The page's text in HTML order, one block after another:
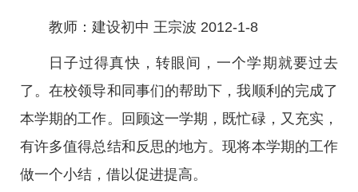
教师：建设初中 王宗波 2012-1-8
日子过得真快，转眼间，一个学期就要过去
了。在校领导和同事们的帮助下，我顺利的完成了
本学期的工作。回顾这一学期，既忙碌，又充实，
有许多值得总结和反思的地方。现将本学期的工作
做一个小结，借以促进提高。